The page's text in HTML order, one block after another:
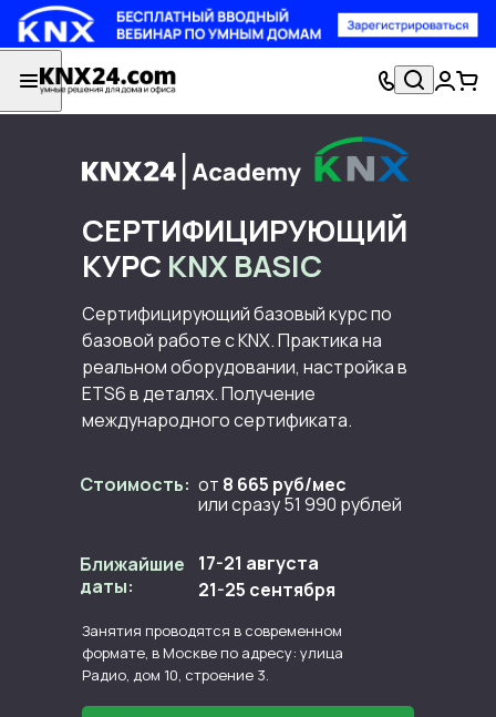
СЕРТИФИЦИРУЮЩИЙ
КУРС KNX BASIC
Сертифицирующий базовый курс по
базовой работе с KNX. Практика на
реальном оборудовании, настройка в
ETS6 в деталях. Получение
международного сертификата.
Стоимость: от 8 665 руб/мес
или сразу 51 990 рублей
Ближайшие
даты:
Занятия проводятся в современном
формате, в Москве по адресу: улица
Радио, дом 10, строение 3.
17-21 августа
21-25 сентября